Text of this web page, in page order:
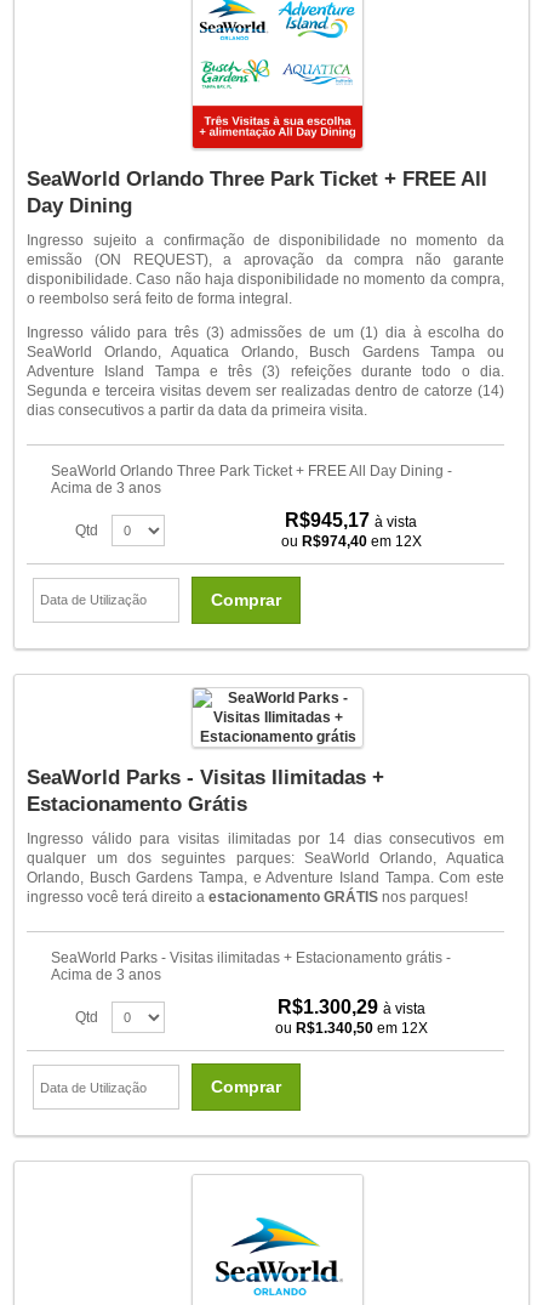
SeaWorld Orlando Three Park Ticket + FREE All
Day Dining
Ingresso sujeito a confirmação de disponibilidade no momento da
emissão (ON REQUEST), a aprovação da compra não garante
disponibilidade. Caso não haja disponibilidade no momento da compra,
o reembolso será feito de forma integral.
Ingresso válido para três (3) admissões de um (1) dia à escolha do
SeaWorld Orlando, Aquatica Orlando, Busch Gardens Tampa ou
Adventure Island Tampa e três (3) refeições durante todo o dia.
Segunda e terceira visitas devem ser realizadas dentro de catorze (14)
dias consecutivos a partir da data da primeira visita.
SeaWorld Orlando Three Park Ticket + FREE All Day Dining -
Acima de 3 anos
Qtd R$945,17à vista
ou R$974,40em 12X
Comprar
SeaWorld Parks - Visitas Ilimitadas +
Estacionamento Grátis
Ingresso válido para visitas ilimitadas por 14 dias consecutivos em
qualquer um dos seguintes parques: SeaWorld Orlando, Aquatica
Orlando, Busch Gardens Tampa, e Adventure Island Tampa. Com este
ingresso você terá direito aestacionamento GRÁTIS nos parques!
SeaWorld Parks - Visitas ilimitadas + Estacionamento grátis -
Acima de 3 anos
Qtd R$1.300,29 à vista
ou R$1.340,50em 12X
Comprar